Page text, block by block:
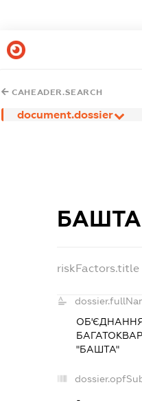
CAHEADER.SEARCH
document.dossier
БАШТА
riskFactors.title
ОБ'ЄДНАННЯ
"БАШТА"
-